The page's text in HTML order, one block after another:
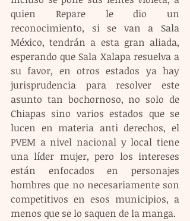
quien Repare le dio un
reconocimiento, si se van a Sala
México, tendrán a esta gran aliada,
esperando que Sala Xalapa resuelva a
su favor, en otros estados ya hay
jurisprudencia para resolver este
asunto tan bochornoso, no solo de
Chiapas sino varios estados que se
lucen en materia anti derechos, el
PVEM a nivel nacional y local tiene
una líder mujer, pero los intereses
están enfocados en personajes
hombres que no necesariamente son
competitivos en esos municipios, a
menos que se lo saquen de la manga.